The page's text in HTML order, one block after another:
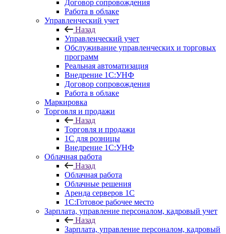
Договор сопровождения
Работа в облаке
Управленческий учет
Назад
Управленческий учет
Обслуживание управленческих и торговых
программ
Реальная автоматизация
Внедрение 1С:УНФ
Договор сопровождения
Работа в облаке
Маркировка
Торговля и продажи
Назад
Торговля и продажи
1С для розницы
Внедрение 1С:УНФ
Облачная работа
Назад
Облачная работа
Облачные решения
Аренда серверов 1С
1C:Готовое рабочее место
Зарплата, управление персоналом, кадровый учет
Назад
Зарплата, управление персоналом, кадровый